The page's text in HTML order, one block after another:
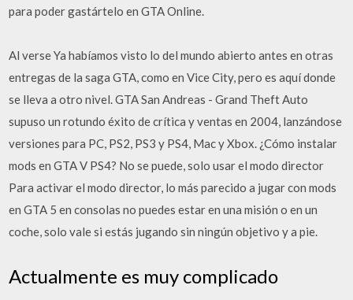
para poder gastártelo en GTA Online.
Al verse Ya habíamos visto lo del mundo abierto antes en otras
entregas de la saga GTA, como en Vice City, pero es aquí donde
se lleva a otro nivel. GTA San Andreas - Grand Theft Auto
supuso un rotundo éxito de crítica y ventas en 2004, lanzándose
versiones para PC, PS2, PS3 y PS4, Mac y Xbox. ¿Cómo instalar
mods en GTA V PS4? No se puede, solo usar el modo director
Para activar el modo director, lo más parecido a jugar con mods
en GTA 5 en consolas no puedes estar en una misión o en un
coche, solo vale si estás jugando sin ningún objetivo y a pie.
Actualmente es muy complicado